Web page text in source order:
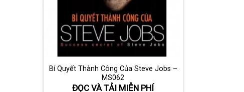
Bí Quyết Thành Công Của Steve Jobs –
MS062
ĐỌC VÀ TẢI MIỄN PHÍ